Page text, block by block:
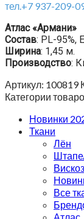
тел.+7 937-209-
Атлас «Армани»
Состав: PL-95%,
Ширина: 1,45 м.
Производство:
Артикул: 100819
Категории
Новинки
Ткани
Лён
Все